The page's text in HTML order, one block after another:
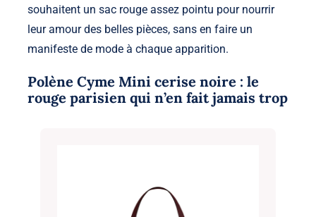
souhaitent un sac rouge assez pointu pour nourrir
leur amour des belles pièces, sans en faire un
manifeste de mode à chaque apparition.
Polène Cyme Mini cerise noire : le
rouge parisien qui n’en fait jamais trop